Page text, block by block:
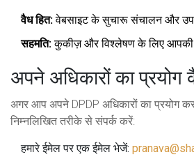
वैध हित:वेबसाइट के सुचारू संचालन और
सहमति:कुकीज़ और विश्लेषण के लिए आपकी
अपने अधिकारों का
अगर आप अपने DPDP अधिकारों का प्रयोग
निम्नलिखित तरीके से संपर्क करें:
हमारे ईमेल पर एक ईमेल भेजें: